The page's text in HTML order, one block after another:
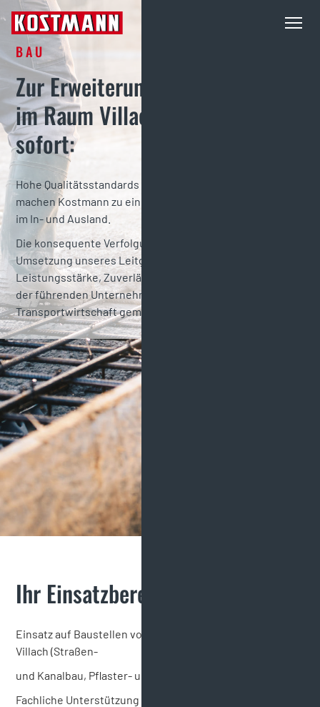
BAU
Zur Erweiterung unseres Teams
im Raum Villach suchen wir ab
sofort:
Hohe Qualitätsstandards und Effizienz in der Ausführung
machen Kostmann zu einem starken Partner für Kunden
im In- und Ausland.
Die konsequente Verfolgung der Kundenziele und die
Umsetzung unseres Leitgedankens – Erfahrung,
Leistungsstärke, Zuverlässigkeit – haben uns zu einem
der führenden Unternehmen der Bau-, Rohstoff und
Transportwirtschaft gemacht.
Ihr Einsatzbereich:
Einsatz auf Baustellen vorrangig in Kärnten im Raum
Villach (Straßen-
und Kanalbau, Pflaster- und Asphaltierungsarbeiten)
Fachliche Unterstützung der Partie